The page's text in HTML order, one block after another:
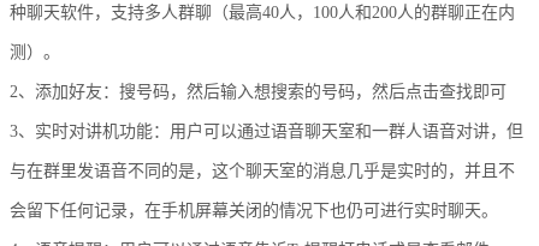
种聊天软件，支持多人群聊（最高40人，100人和200人的群聊正在内
测）。
2、添加好友：搜号码，然后输入想搜索的号码，然后点击查找即可
3、实时对讲机功能：用户可以通过语音聊天室和一群人语音对讲，但
与在群里发语音不同的是，这个聊天室的消息几乎是实时的，并且不
会留下任何记录，在手机屏幕关闭的情况下也仍可进行实时聊天。